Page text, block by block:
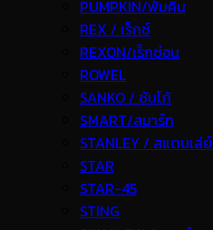
PUMPKIN/พัมคิน
REX / เร็กช์
REXON/เร็กซ่อน
ROWEL
SANKO / ซันโก้
SMART/สมาร์ท
STANLEY / สแตนเล่ย์
STAR
STAR-45
STING